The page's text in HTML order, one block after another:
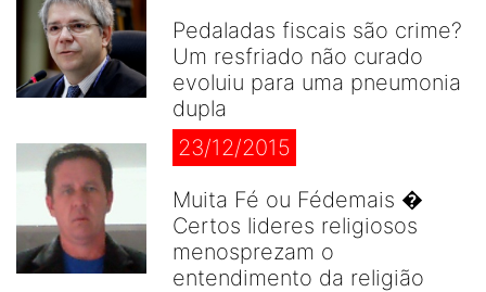
Pedaladas fiscais são crime?
Um resfriado não curado
evoluiu para uma pneumonia
dupla
23/12/2015
Muita Fé ou Fédemais �
Certos lideres religiosos
menosprezam o
entendimento da religião